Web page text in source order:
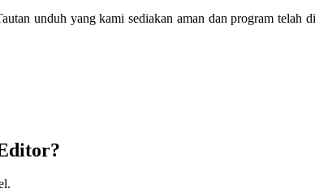
unduh yang kami sediakan aman dan program telah